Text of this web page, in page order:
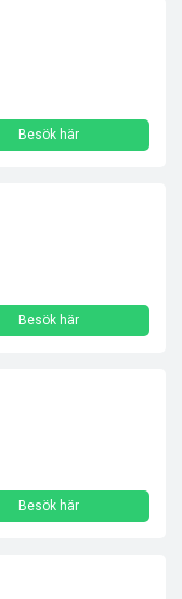
Besök här
Besök här
Besök här